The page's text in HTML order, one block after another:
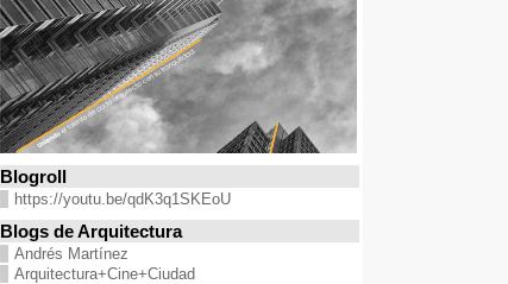
Blogroll
https://youtu.be/qdK3q1SKEoU
Blogs de Arquitectura
Andrés Martínez
Arquitectura+Cine+Ciudad